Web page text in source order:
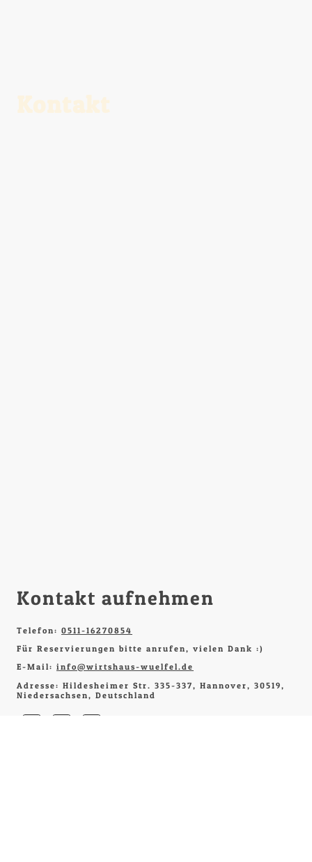
Kontakt
Kontakt aufnehmen
Telefon: 0511-16270854
Für Reservierungen bitte anrufen, vielen Dank :)
E-Mail: info@wirtshaus-wuelfel.de
Adresse: Hildesheimer Str. 335-337, Hannover, 30519,
Niedersachsen, Deutschland